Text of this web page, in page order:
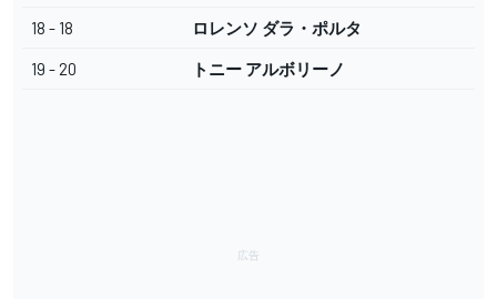
18 - 18 ロレンソ ダラ・ポルタ
19 - 20 トニー アルボリーノ